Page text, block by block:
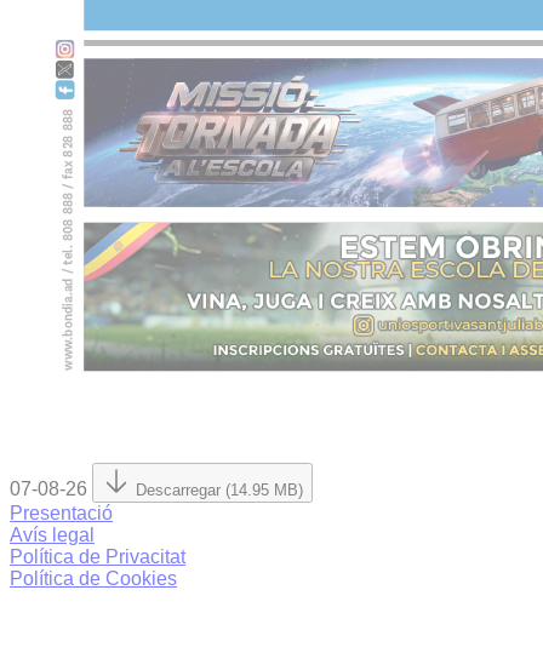
07-08-26 Descarregar (14.95 MB)
Presentació
Avís legal
Política de Privacitat
Política de Cookies